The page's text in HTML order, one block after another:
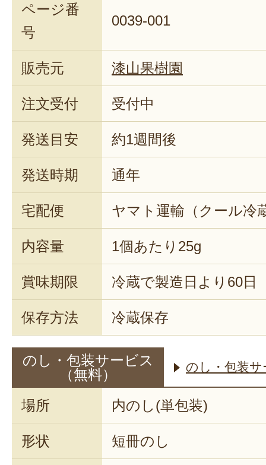
ページ番
号
0039-001
販売元 漆山果樹園
注文受付 受付中
発送目安 約1週間後
発送時期 通年
宅配便 ヤマト運輸（クール冷
内容量 1個あたり25g
賞味期限 冷蔵で製造日より60日
保存方法 冷蔵保存
のし・包装サービス
（無料）
のし・包装
場所 内のし(単包装)
形状 短冊のし